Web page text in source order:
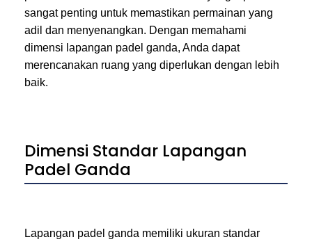
sangat penting untuk memastikan permainan yang
adil dan menyenangkan. Dengan memahami
dimensi lapangan padel ganda, Anda dapat
merencanakan ruang yang diperlukan dengan lebih
baik.
Dimensi Standar Lapangan
Padel Ganda
Lapangan padel ganda memiliki ukuran standar